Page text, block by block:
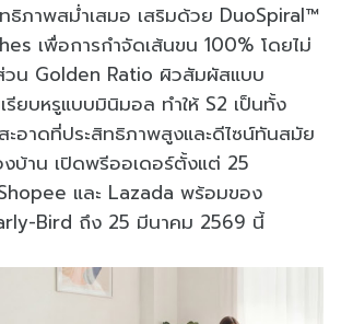
ธิภาพสม่ำเสมอ เสริมด้วย DuoSpiral™
เพื่อการกำจัดเส้นขน 100% โดยไม่
น Golden Ratio ผิวสัมผัสแบบ
รียบหรูแบบมินิมอล ทำให้ S2 เป็นทั้ง
อาดที่ประสิทธิภาพสูงและดีไซน์ทันสมัย
บ้าน เปิดพรีออเดอร์ตั้งแต่ 25
และ Lazada พร้อมของ
Bird ถึง 25 มีนาคม 2569 นี้